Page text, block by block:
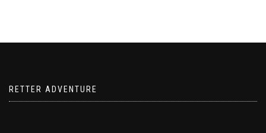
RETTER ADVENTURE